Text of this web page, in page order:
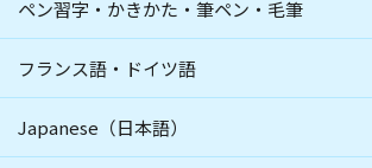
ペン習字・かきかた・筆ペン・毛筆
フランス語・ドイツ語
Japanese（日本語）